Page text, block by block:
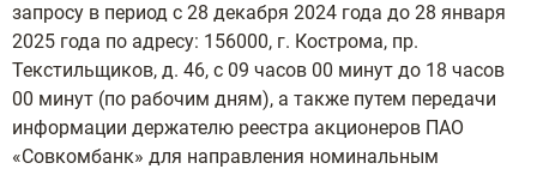
запросу в период с 28 декабря 2024 года до 28 января
2025 года по адресу: 156000, г. Кострома, пр.
Текстильщиков, д. 46, с 09 часов 00 минут до 18 часов
00 минут (по рабочим дням), а также путем передачи
информации держателю реестра акционеров ПАО
«Совкомбанк» для направления номинальным